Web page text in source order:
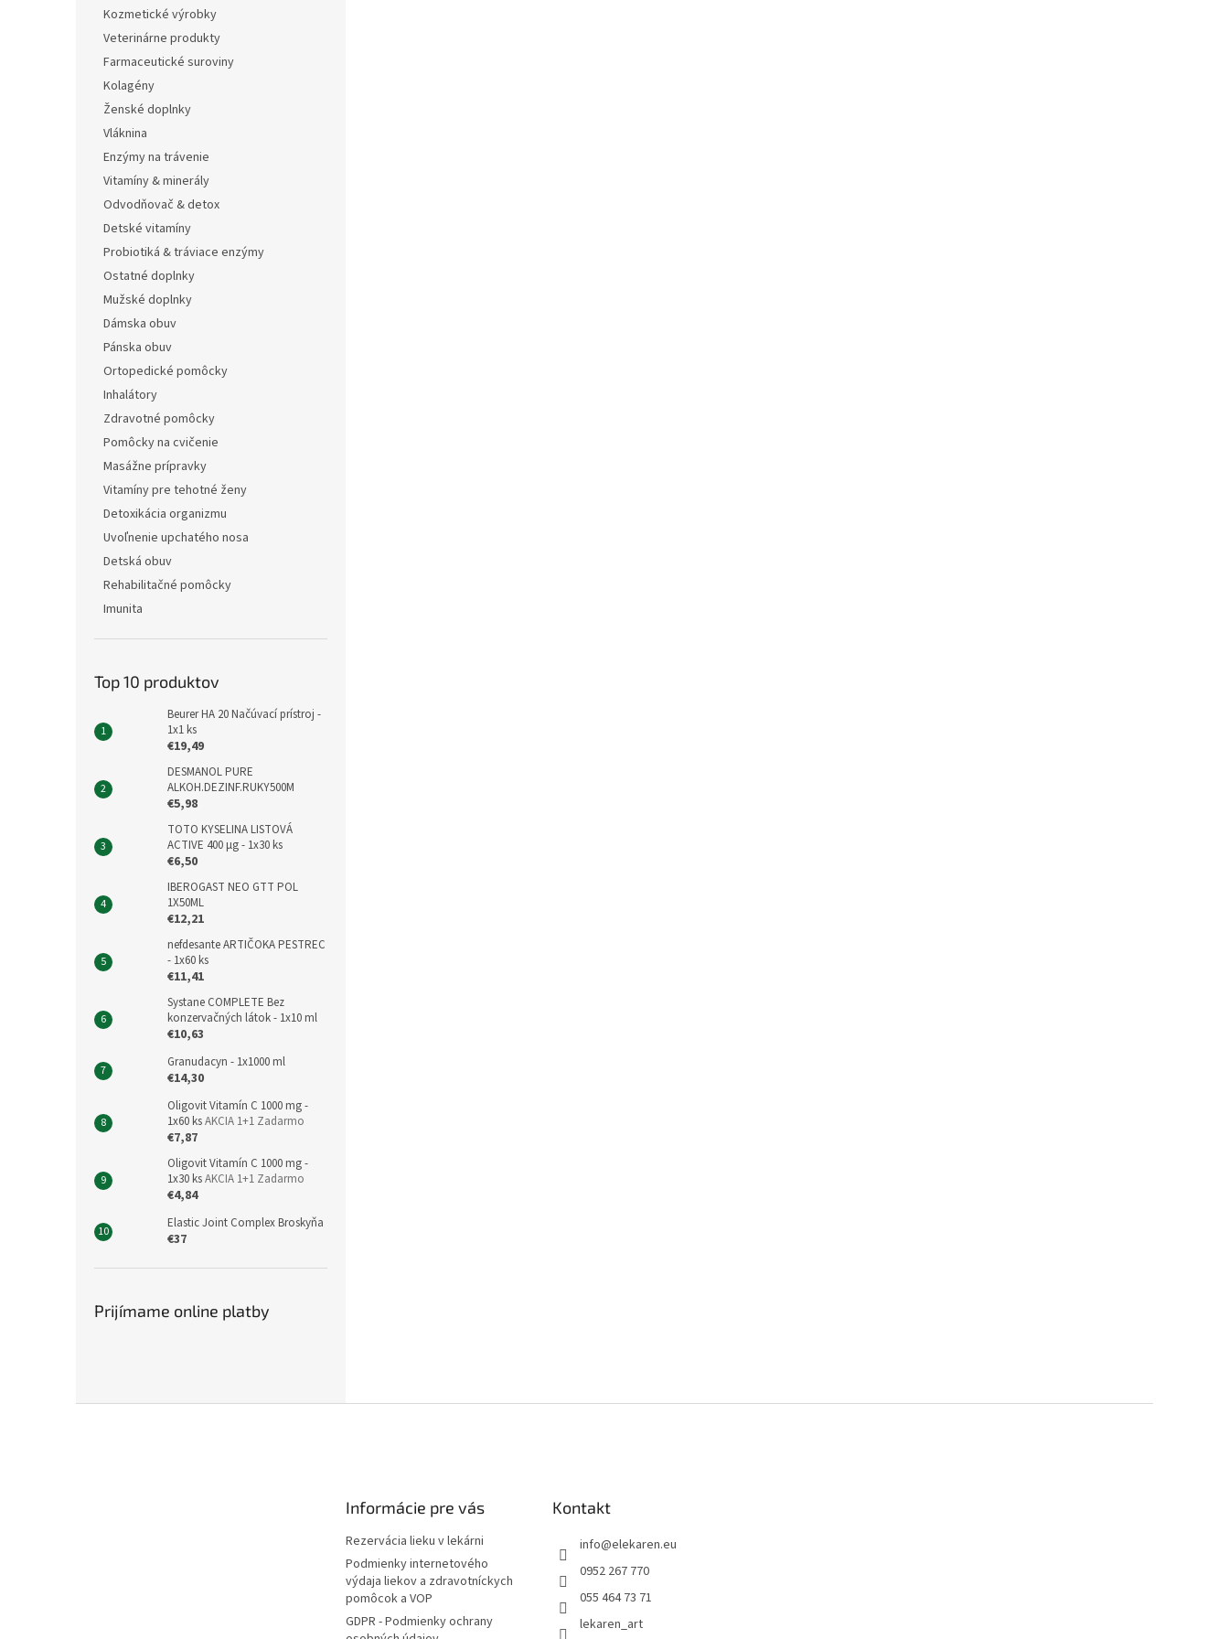
Kozmetické výrobky
Veterinárne produkty
Farmaceutické suroviny
Kolagény
Ženské doplnky
Vláknina
Enzýmy na trávenie
Vitamíny & minerály
Odvodňovač & detox
Detské vitamíny
Probiotiká & tráviace enzýmy
Ostatné doplnky
Mužské doplnky
Dámska obuv
Pánska obuv
Ortopedické pomôcky
Inhalátory
Zdravotné pomôcky
Pomôcky na cvičenie
Masážne prípravky
Vitamíny pre tehotné ženy
Detoxikácia organizmu
Uvoľnenie upchatého nosa
Detská obuv
Rehabilitačné pomôcky
Imunita
Top 10 produktov
Beurer HA 20 Načúvací prístroj -
1x1 ks
€19,49
DESMANOL PURE
ALKOH.DEZINF.RUKY500M
€5,98
TOTO KYSELINA LISTOVÁ
ACTIVE 400 μg - 1x30 ks
€6,50
IBEROGAST NEO GTT POL
1X50ML
€12,21
nefdesante ARTIČOKA PESTREC
- 1x60 ks
€11,41
Systane COMPLETE Bez
konzervačných látok - 1x10 ml
€10,63
Granudacyn - 1x1000 ml
€14,30
Oligovit Vitamín C 1000 mg -
1x60 ksAKCIA 1+1 Zadarmo
€7,87
Oligovit Vitamín C 1000 mg -
1x30 ksAKCIA 1+1 Zadarmo
€4,84
Elastic Joint Complex Broskyňa
€37
Prijímame online platby
Informácie pre vás
Rezervácia lieku v lekárni
Podmienky internetového
výdaja liekov a zdravotníckych
pomôcok a VOP
GDPR - Podmienky ochrany
Kontakt
info@elekaren.eu
0952 267 770
055 464 73 71
lekaren_art